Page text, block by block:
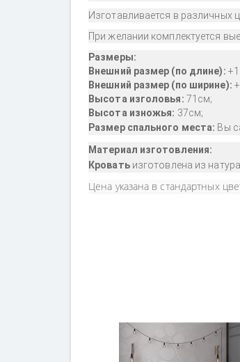
Изготавливается в различных
При желании комплектуется
Размеры:
Внешний размер (по длине): +
Внешний размер (по ширине): +
Высота изголовья: 71см;
Высота изножья: 37см;
Размер спального места: Вы
Материал изготовления:
​Кровать изготовлена из
Цена указана в стандартных